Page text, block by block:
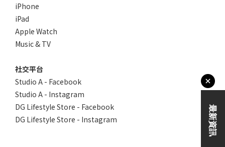
iPhone
iPad
Apple Watch
Music & TV
社交平台
Studio A - Facebook
Studio A - Instagram
DG Lifestyle Store - Facebook
DG Lifestyle Store - Instagram